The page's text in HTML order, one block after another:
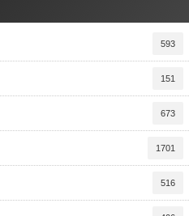
593
151
673
1701
516